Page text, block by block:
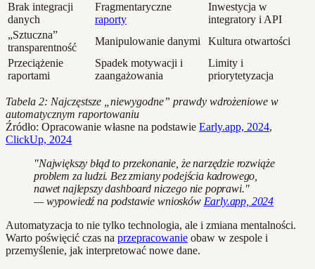
Brak integracji
danych
Fragmentaryczne
raporty
Inwestycja w
integratory i API
„Sztuczna”
transparentność
Manipulowanie danymi
Kultura otwartości
Przeciążenie
raportami
Spadek motywacji i
zaangażowania
Limity i
priorytetyzacja
Tabela 2: Najczęstsze „niewygodne” prawdy wdrożeniowe w
automatycznym raportowaniu
Źródło: Opracowanie własne na podstawie Early.app, 2024,
ClickUp, 2024
"Największy błąd to przekonanie, że narzędzie rozwiąże
problem za ludzi. Bez zmiany podejścia kadrowego,
nawet najlepszy dashboard niczego nie poprawi."
— wypowiedź na podstawie wniosków Early.app, 2024
Automatyzacja to nie tylko technologia, ale i zmiana mentalności.
Warto poświęcić czas na przepracowanie obaw w zespole i
przemyślenie, jak interpretować nowe dane.